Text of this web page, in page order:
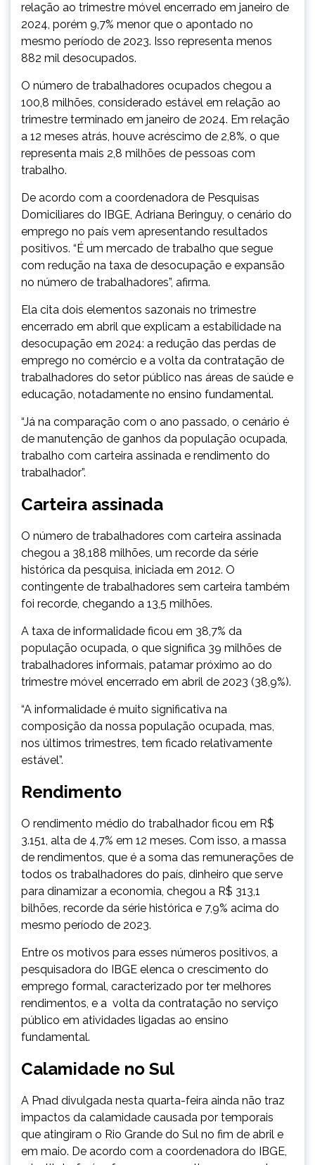
relação ao trimestre móvel encerrado em janeiro de
2024, porém 9,7% menor que o apontado no
mesmo período de 2023. Isso representa menos
882 mil desocupados.
O número de trabalhadores ocupados chegou a
100,8 milhões, considerado estável em relação ao
trimestre terminado em janeiro de 2024. Em relação
a 12 meses atrás, houve acréscimo de 2,8%, o que
representa mais 2,8 milhões de pessoas com
trabalho.
De acordo com a coordenadora de Pesquisas
Domiciliares do IBGE, Adriana Beringuy, o cenário do
emprego no país vem apresentando resultados
positivos. “É um mercado de trabalho que segue
com redução na taxa de desocupação e expansão
no número de trabalhadores”, afirma.
Ela cita dois elementos sazonais no trimestre
encerrado em abril que explicam a estabilidade na
desocupação em 2024: a redução das perdas de
emprego no comércio e a volta da contratação de
trabalhadores do setor público nas áreas de saúde e
educação, notadamente no ensino fundamental.
“Já na comparação com o ano passado, o cenário é
de manutenção de ganhos da população ocupada,
trabalho com carteira assinada e rendimento do
trabalhador”.
Carteira assinada
O número de trabalhadores com carteira assinada
chegou a 38,188 milhões, um recorde da série
histórica da pesquisa, iniciada em 2012. O
contingente de trabalhadores sem carteira também
foi recorde, chegando a 13,5 milhões.
A taxa de informalidade ficou em 38,7% da
população ocupada, o que significa 39 milhões de
trabalhadores informais, patamar próximo ao do
trimestre móvel encerrado em abril de 2023 (38,9%).
“A informalidade é muito significativa na
composição da nossa população ocupada, mas,
nos últimos trimestres, tem ficado relativamente
estável”.
Rendimento
O rendimento médio do trabalhador ficou em R$
3.151, alta de 4,7% em 12 meses. Com isso, a massa
de rendimentos, que é a soma das remunerações de
todos os trabalhadores do país, dinheiro que serve
para dinamizar a economia, chegou a R$ 313,1
bilhões, recorde da série histórica e 7,9% acima do
mesmo período de 2023.
Entre os motivos para esses números positivos, a
pesquisadora do IBGE elenca o crescimento do
emprego formal, caracterizado por ter melhores
rendimentos, e a volta da contratação no serviço
público em atividades ligadas ao ensino
fundamental.
Calamidade no Sul
A Pnad divulgada nesta quarta-feira ainda não traz
impactos da calamidade causada por temporais
que atingiram o Rio Grande do Sul no fim de abril e
em maio. De acordo com a coordenadora do IBGE,